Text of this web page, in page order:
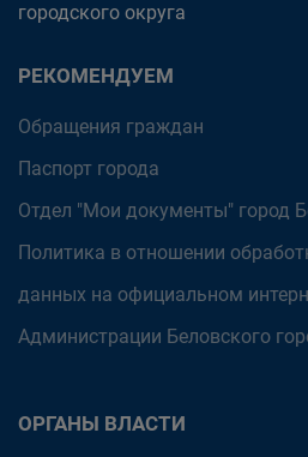
городского округа
РЕКОМЕНДУЕМ
Обращения граждан
Паспорт города
Отдел "Мои документы" город
Политика в отношении
данных на официальном
Администрации Беловского
ОРГАНЫ ВЛАСТИ